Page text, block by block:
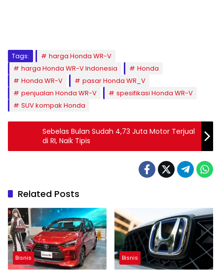
Tags:
harga Honda WR-V
harga Honda WR-V Indonesia
Honda
Honda WR-V
pasar Honda WR_V
penjualan Honda WR-V
spesifikasi Honda WR-V
SUV kompak Honda
Sebelas Bulan Sudah 4,73 Juta Motor Terjual
di RI, Naik Tipis
Related Posts
Bisnis Bisnis